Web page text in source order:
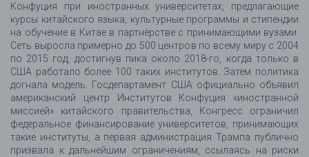
Конфуция при иностранных университетах, предлагающие
курсы китайского языка, культурные программы и стипендии
на обучение в Китае в партнёрстве с принимающими вузами.
Сеть выросла примерно до 500 центров по всему миру с 2004
по 2015 год, достигнув пика около 2018-го, когда только в
США работало более 100 таких институтов. Затем политика
догнала модель. Госдепартамент США официально объявил
американский центр Институтов Конфуция «иностранной
миссией» китайского правительства, Конгресс ограничил
федеральное финансирование университетов, принимающих
такие институты, а первая администрация Трампа публично
призвала к дальнейшим ограничениям, ссылаясь на риски